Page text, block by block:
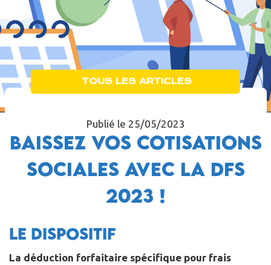
TOUS LES ARTICLES
Publié le 25/05/2023
Baissez vos cotisations
sociales avec la DFS
2023 !
Le dispositif
La déduction forfaitaire spécifique pour frais